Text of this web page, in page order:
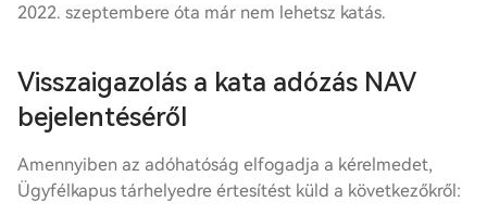
2022. szeptembere óta már nem lehetsz katás.
Visszaigazolás a kata adózás NAV
bejelentéséről
Amennyiben az adóhatóság elfogadja a kérelmedet,
Ügyfélkapus tárhelyedre értesítést küld a következőkről: